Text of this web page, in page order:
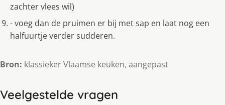
zachter vlees wil)
- voeg dan de pruimen er bij met sap en laat nog een
halfuurtje verder sudderen.
Bron: klassieker Vlaamse keuken, aangepast
Veelgestelde vragen